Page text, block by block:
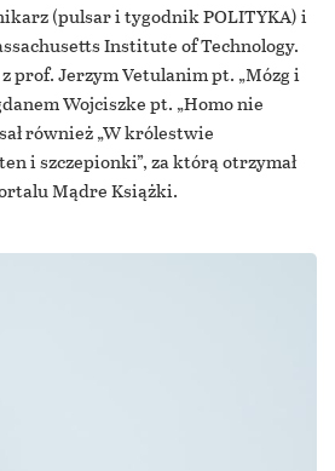
(pulsar i tygodnik POLITYKA) i
Institute of Technology.
prof. Jerzym Vetulanim pt. „Mózg i
Wojciszke pt. „Homo nie
również „W królestwie
i szczepionki”, za którą otrzymał
Mądre Książki.